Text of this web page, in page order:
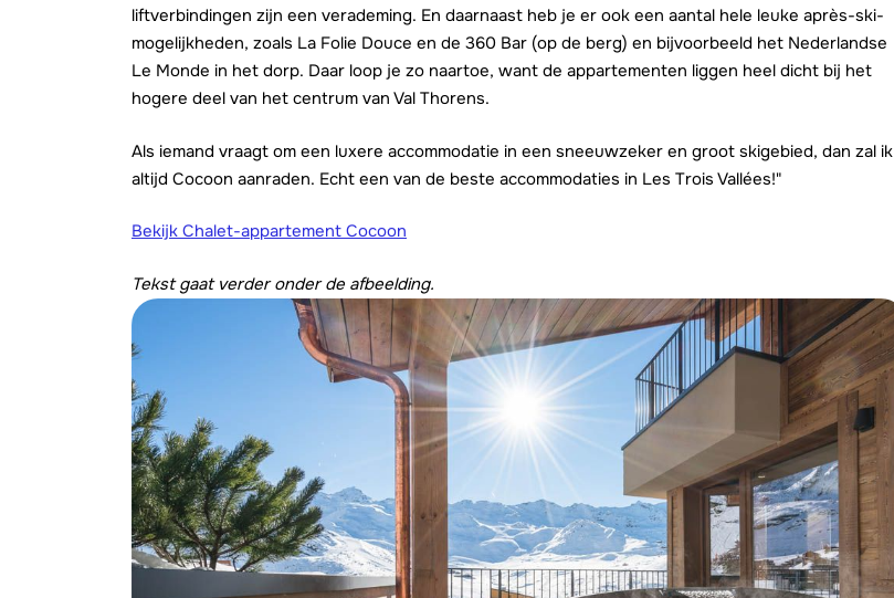
liftverbindingen zijn een verademing. En daarnaast heb je er ook een aantal hele leuke après-ski-
mogelijkheden, zoals La Folie Douce en de 360 Bar (op de berg) en bijvoorbeeld het Nederlandse
Le Monde in het dorp. Daar loop je zo naartoe, want de appartementen liggen heel dicht bij het
hogere deel van het centrum van Val Thorens.
Als iemand vraagt om een luxere accommodatie in een sneeuwzeker en groot skigebied, dan zal ik
altijd Cocoon aanraden. Echt een van de beste accommodaties in Les Trois Vallées!"
Bekijk Chalet-appartement Cocoon
Tekst gaat verder onder de afbeelding.